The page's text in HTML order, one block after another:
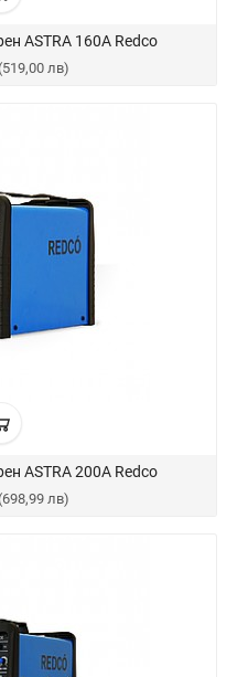
ASTRA 160A Redco
(519,00 лв)
ASTRA 200A Redco
(698,99 лв)